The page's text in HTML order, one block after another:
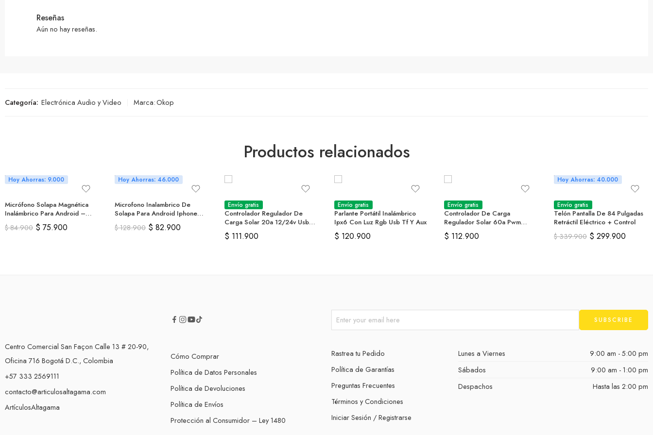
Reseñas
Aún no hay reseñas.
Categoría: Electrónica Audio y Video Marca:Okop
Productos relacionados
Hoy Ahorras: 9.000
Micrófono Solapa Magnética
Inalámbrico Para Android –
Tipo C
$84.900 $ 75.900
Hoy Ahorras: 46.000
Microfono Inalambrico De
Solapa Para Android Iphone
Camaras
$128.900 $ 82.900
Envío gratis
Controlador Regulador De
Carga Solar 20a 12/24v Usb
Dual Pwm
$ 111.900
Envío gratis
Parlante Portátil Inalámbrico
Ipx6 Con Luz Rgb Usb Tf Y Aux
$ 120.900
Envío gratis
Controlador De Carga
Regulador Solar 60a Pwm
Doble Usb Lcd
$ 112.900
Hoy Ahorras: 40.000
Envío gratis
Telón Pantalla De 84 Pulgadas
Retráctil Eléctrico + Control
$339.900 $ 299.900
Centro Comercial San Façon Calle 13 # 20-90,
Oficina 716 Bogotá D.C., Colombia
+57 333 2569111
contacto@articulosaltagama.com
ArtículosAltagama
Cómo Comprar
Política de Datos Personales
Política de Devoluciones
Política de Envíos
Protección al Consumidor – Ley 1480
Rastrea tu Pedido
Política de Garantías
Preguntas Frecuentes
Términos y Condiciones
Iniciar Sesión / Registrarse
Lunes a Viernes
9:00 am - 5:00 pm
Sábados
9:00 am - 1:00 pm
Despachos
Hasta las 2:00 pm